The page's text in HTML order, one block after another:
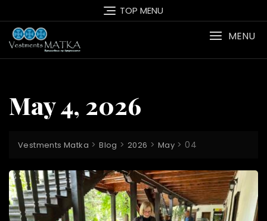
to
content
TOP MENU
MENU
May 4, 2026
Vestments Matka >Blog >2026 > May > 04